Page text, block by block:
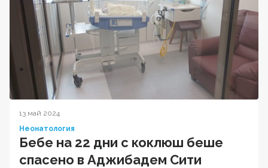
13 май 2024
Неонатология
Бебе на 22 дни с коклюш беше
спасено в Аджибадем Сити